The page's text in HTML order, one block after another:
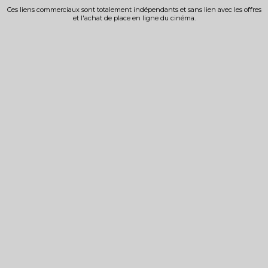
Ces liens commerciaux sont totalement indépendants et sans lien avec les offres
et l'achat de place en ligne du cinéma.